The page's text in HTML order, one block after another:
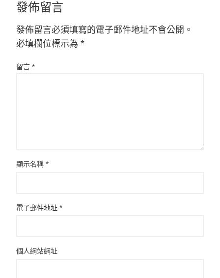
發佈留言
發佈留言必須填寫的電子郵件地址不會公開。
必填欄位標示為 *
留言 *
顯示名稱 *
電子郵件地址 *
個人網站網址